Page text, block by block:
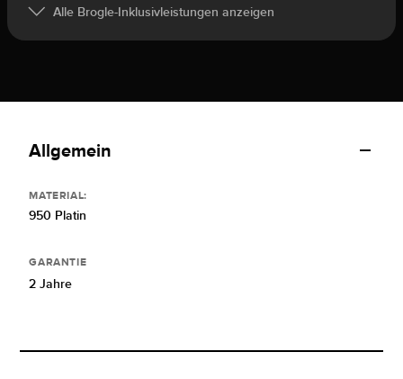
Alle Brogle-Inklusivleistungen anzeigen
Allgemein
MATERIAL:
950 Platin
GARANTIE
2 Jahre